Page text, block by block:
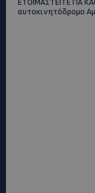
αυτοκινητόδρομο